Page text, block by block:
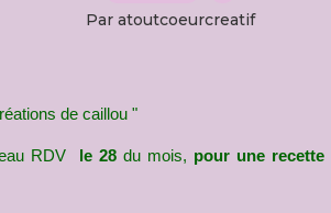
Par atoutcoeurcreatif
de caillou "
RDV le 28 du mois, pour une recette